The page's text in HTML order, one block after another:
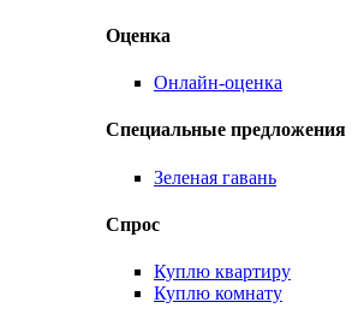
Оценка
Онлайн-оценка
Специальные предложения
Зеленая гавань
Спрос
Куплю квартиру
Куплю комнату